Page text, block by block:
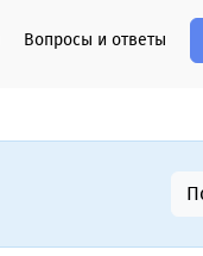
Вопросы и ответы